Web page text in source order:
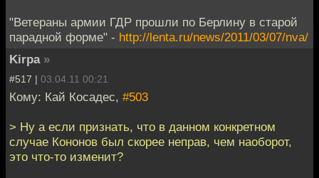
"Ветераны армии ГДР прошли по Берлину в старой
парадной форме" - http://lenta.ru/news/2011/03/07/nva/
Kirpa »
#517 | 03.04.11 00:21
Кому: Кай Косадес, #503
> Ну а если признать, что в данном конкретном
случае Кононов был скорее неправ, чем наоборот,
это что-то изменит?